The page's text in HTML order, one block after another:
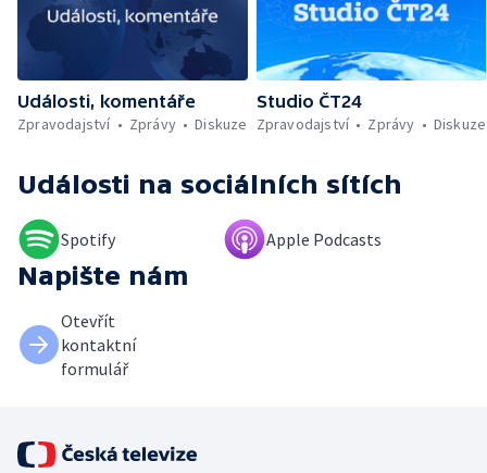
Události, komentáře
Zpravodajství
Zprávy Diskuze
Studio ČT24
Zpravodajství
Zprávy Diskuze
Události na sociálních sítích
Spotify Apple Podcasts
Napište nám
Otevřít
kontaktní
formulář